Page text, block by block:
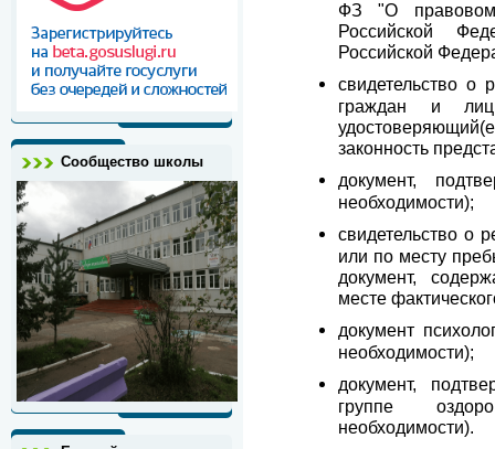
Сообщество школы
ФЗ "О правовом
Российской
Российской
свидетельство о
граждан и
законность
документ,
необходимости);
свидетельство о
или по месту
документ,
месте
документ
необходимости);
документ,
группе
необходимости).